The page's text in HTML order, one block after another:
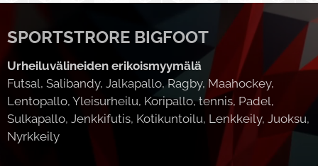
SPORTSTRORE BIGFOOT
Urheiluvälineiden erikoismyymälä
Futsal, Salibandy, Jalkapallo, Ragby, Maahockey,
Lentopallo, Yleisurheilu, Koripallo, tennis, Padel,
Sulkapallo, Jenkkifutis, Kotikuntoilu, Lenkkeily, Juoksu,
Nyrkkeily